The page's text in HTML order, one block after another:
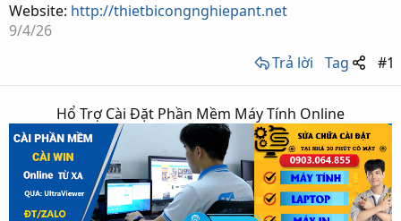
Website: http://thietbicongnghiepant.net
9/4/26
Trả lời
Tag #1
Hổ Trợ Cài Đặt Phần Mềm Máy Tính Online